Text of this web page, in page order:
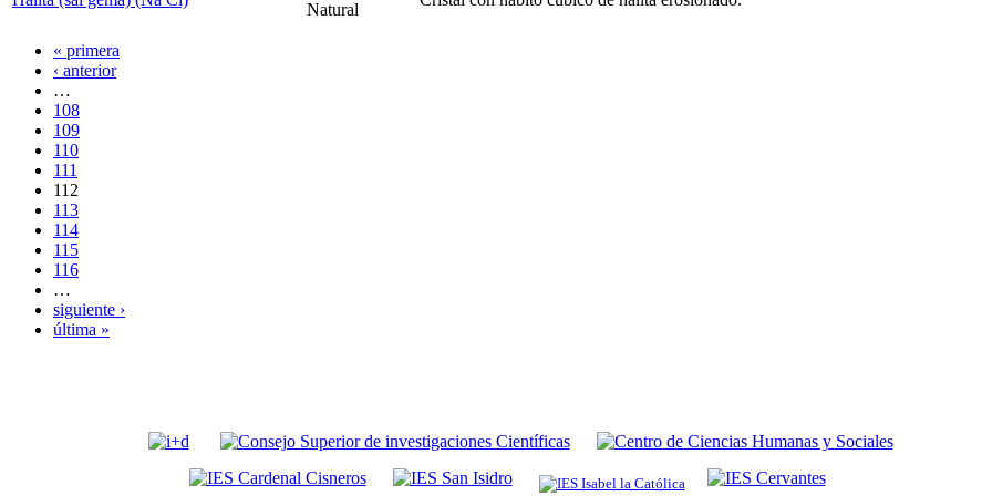
Natural
« primera
‹ anterior
…
108
109
110
111
112
113
114
115
116
…
siguiente ›
última »